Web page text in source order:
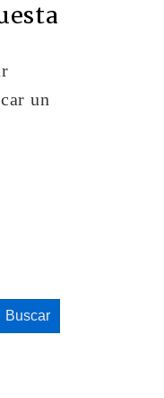
un
Buscar